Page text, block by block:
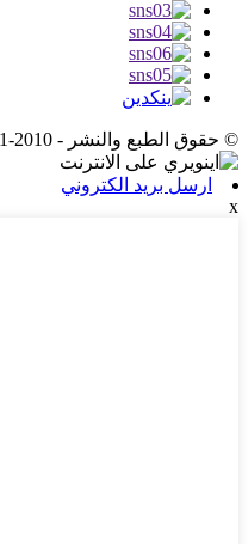
© حقوق الطبع والنشر - 2010-2021: جميع الحقوق محفوظة.
ارسل بريد الكتروني
x